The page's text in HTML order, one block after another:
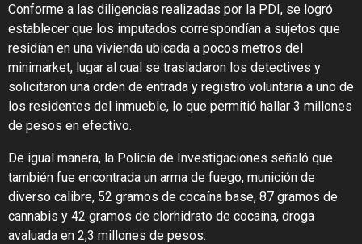
Conforme a las diligencias realizadas por la PDI, se logró
establecer que los imputados correspondían a sujetos que
residían en una vivienda ubicada a pocos metros del
minimarket, lugar al cual se trasladaron los detectives y
solicitaron una orden de entrada y registro voluntaria a uno de
los residentes del inmueble, lo que permitió hallar 3 millones
de pesos en efectivo.
De igual manera, la Policía de Investigaciones señaló que
también fue encontrada un arma de fuego, munición de
diverso calibre, 52 gramos de cocaína base, 87 gramos de
cannabis y 42 gramos de clorhidrato de cocaína, droga
avaluada en 2,3 millones de pesos.